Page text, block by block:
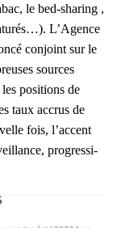
le bed-sha­ring ,
L’A­gence
conjoint sur le
sources
posi­tions de
taux accrus de
fois, l’accent
pro­gres­si­